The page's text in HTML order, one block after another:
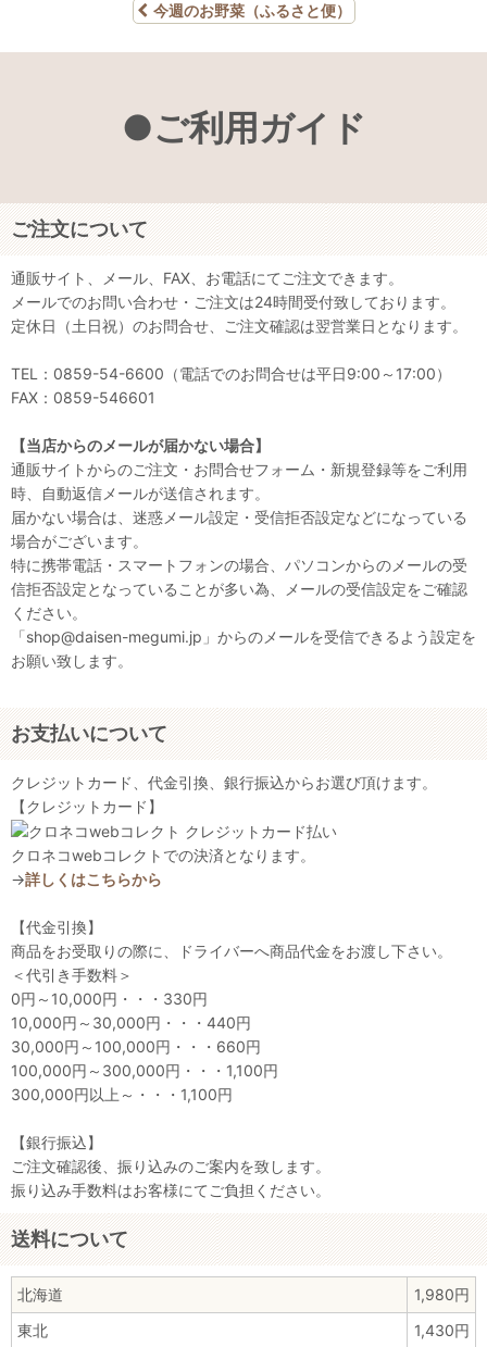
今週のお野菜（ふるさと便）
●ご利用ガイド
ご注文について
通販サイト、メール、FAX、お電話にてご注文できます。
メールでのお問い合わせ・ご注文は24時間受付致しております。
定休日（土日祝）のお問合せ、ご注文確認は翌営業日となります。
TEL：0859-54-6600（電話でのお問合せは平日9:00～17:00）
FAX：0859-546601
【当店からのメールが届かない場合】
通販サイトからのご注文・お問合せフォーム・新規登録等をご利用
時、自動返信メールが送信されます。
届かない場合は、迷惑メール設定・受信拒否設定などになっている
場合がございます。
特に携帯電話・スマートフォンの場合、パソコンからのメールの受
信拒否設定となっていることが多い為、メールの受信設定をご確認
ください。
「shop@daisen-megumi.jp」からのメールを受信できるよう設定を
お願い致します。
お支払いについて
クレジットカード、代金引換、銀行振込からお選び頂けます。
【クレジットカード】
クロネコwebコレクトでの決済となります。
→詳しくはこちらから
【代金引換】
商品をお受取りの際に、ドライバーへ商品代金をお渡し下さい。
＜代引き手数料＞
0円～10,000円・・・330円
10,000円～30,000円・・・440円
30,000円～100,000円・・・660円
100,000円～300,000円・・・1,100円
300,000円以上～・・・1,100円
【銀行振込】
ご注文確認後、振り込みのご案内を致します。
振り込み手数料はお客様にてご負担ください。
送料について
北海道
1,980円
東北
1,430円